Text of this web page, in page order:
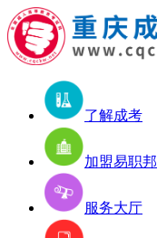
了解成考
加盟易职邦
服务大厅